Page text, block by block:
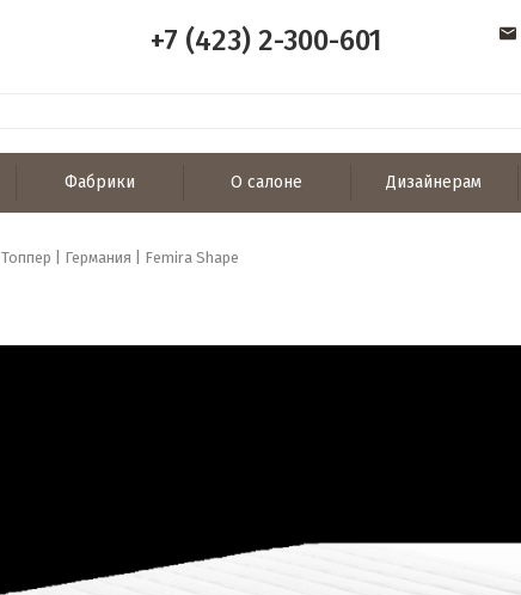
+7 (423) 2-300-601
Фабрики О салоне Дизайнерам
Топпер | Германия | Femira Shape